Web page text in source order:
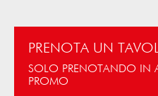
PRENOTA UN
SOLO PRENOTANDO IN
PROMO